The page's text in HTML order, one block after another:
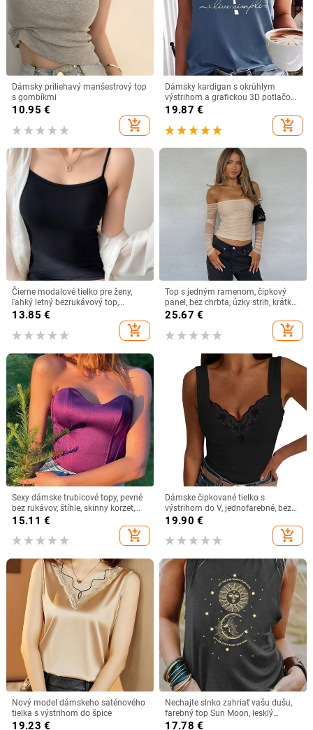
Dámsky priliehavý manšestrový top
s gombíkmi
10.95 €
add_shopping_cart
Dámsky kardigan s okrúhlym
výstrihom a grafickou 3D potlačou,
európsky a americký letný dámsky
19.87 €
add_shopping_cart
Čierne modalové tielko pre ženy,
ľahký letný bezrukávový top,
vhodný aj ako vrchné oblečenie
13.85 €
add_shopping_cart
Top s jedným ramenom, čipkový
panel, bez chrbta, úzky strih, krátka
dĺžka 40–50 cm
25.67 €
add_shopping_cart
Sexy dámske trubicové topy, pevné
bez rukávov, štíhle, skinny korzet,
skrátený top 2023, letné ležérne
ramienok
15.11 €
add_shopping_cart
Dámske čipkované tielko s
výstrihom do V, jednofarebné, bez
rukávov, ležérne tielko, letné tielko,
19.90 €
add_shopping_cart
Nový model dámskeho saténového
tielka s výstrihom do špice
19.23 €
Nechajte slnko zahriať vašu dušu,
farebný top Sun Moon, lesklý
dievčenský letný trendy top s
17.78 €